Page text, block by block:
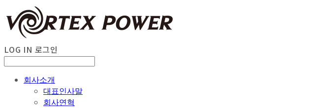
LOG IN 로그인
회사소개
대표인사말
회사연혁